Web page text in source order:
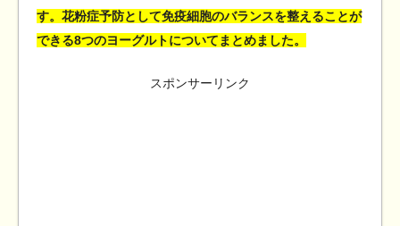
す。花粉症予防として免疫細胞のバランスを整えることが
できる8つのヨーグルトについてまとめました。
スポンサーリンク